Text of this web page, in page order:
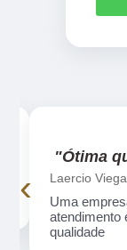
"Ótima
Laercio
Uma
atendimento
qualidade
‹